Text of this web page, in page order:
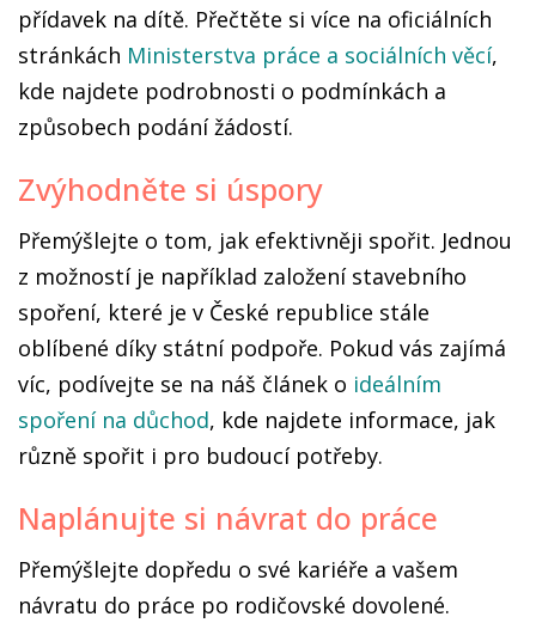
přídavek na dítě. Přečtěte si více na oficiálních
stránkách Ministerstva práce a sociálních věcí,
kde najdete podrobnosti o podmínkách a
způsobech podání žádostí.
Zvýhodněte si úspory
Přemýšlejte o tom, jak efektivněji spořit. Jednou
z možností je například založení stavebního
spoření, které je v České republice stále
oblíbené díky státní podpoře. Pokud vás zajímá
víc, podívejte se na náš článek o ideálním
spoření na důchod, kde najdete informace, jak
různě spořit i pro budoucí potřeby.
Naplánujte si návrat do práce
Přemýšlejte dopředu o své kariéře a vašem
návratu do práce po rodičovské dovolené.